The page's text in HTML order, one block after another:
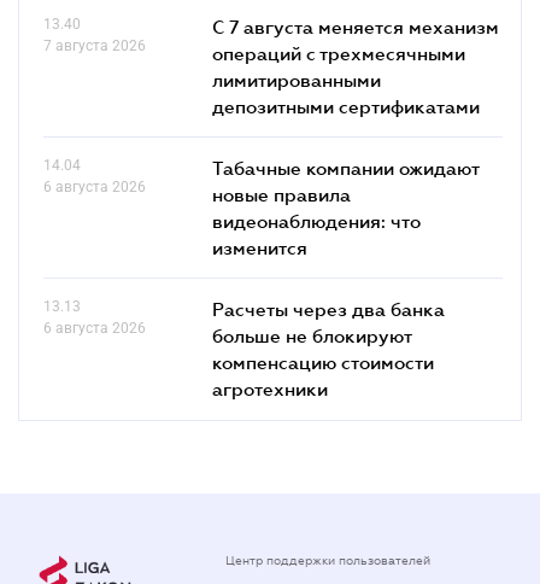
13.40
7 августа 2026
С 7 августа меняется механизм
операций с трехмесячными
лимитированными
депозитными сертификатами
14.04
6 августа 2026
Табачные компании ожидают
новые правила
видеонаблюдения: что
изменится
13.13
6 августа 2026
Расчеты через два банка
больше не блокируют
компенсацию стоимости
агротехники
Центр поддержки пользователей